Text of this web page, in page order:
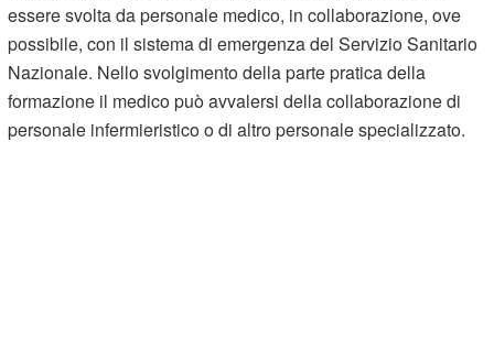
essere svolta da personale medico, in collaborazione, ove
possibile, con il sistema di emergenza del Servizio Sanitario
Nazionale. Nello svolgimento della parte pratica della
formazione il medico può avvalersi della collaborazione di
personale infermieristico o di altro personale specializzato.